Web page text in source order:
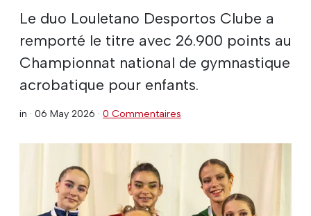
Le duo Louletano Desportos Clube a
remporté le titre avec 26.900 points au
Championnat national de gymnastique
acrobatique pour enfants.
in · 06 May 2026 · 0 Commentaires